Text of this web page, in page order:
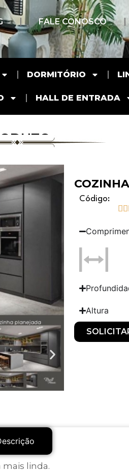
FALE CONOSCO
DORMITÓRIO
HALL DE ENTRADA
Código:
 
Altura
mais linda.